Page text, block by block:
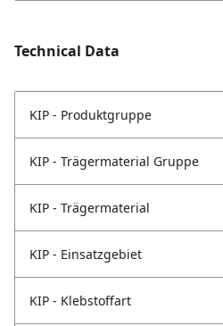
Technical Data
KIP - Produktgruppe
KIP - Trägermaterial Gruppe
KIP - Trägermaterial
KIP - Einsatzgebiet
KIP - Klebstoffart